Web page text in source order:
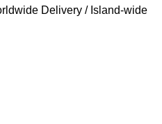
Delivery / Island-wide